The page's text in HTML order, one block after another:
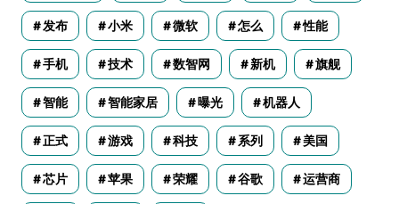
发布 小米 微软 怎么 性能
手机 技术 数智网 新机 旗舰
智能 智能家居 曝光 机器人
正式 游戏 科技 系列 美国
芯片 苹果 荣耀 谷歌 运营商